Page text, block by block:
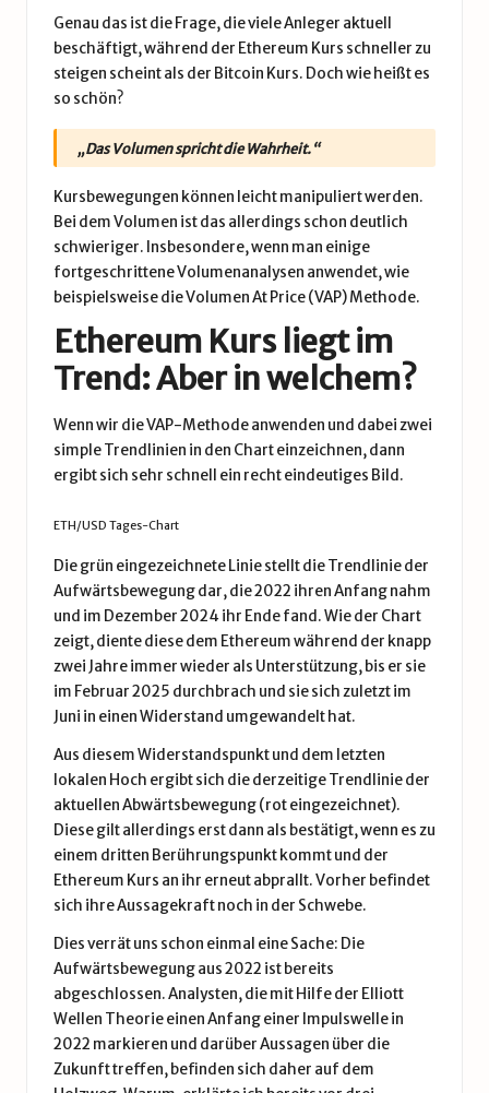
Genau das ist die Frage, die viele Anleger aktuell
beschäftigt, während der Ethereum Kurs schneller zu
steigen scheint als der Bitcoin Kurs. Doch wie heißt es
so schön?
„Das Volumen spricht die Wahrheit.“
Kursbewegungen können leicht manipuliert werden.
Bei dem Volumen ist das allerdings schon deutlich
schwieriger. Insbesondere, wenn man einige
fortgeschrittene Volumenanalysen anwendet, wie
beispielsweise die Volumen At Price (VAP) Methode.
Ethereum Kurs liegt im
Trend: Aber in welchem?
Wenn wir die VAP-Methode anwenden und dabei zwei
simple Trendlinien in den Chart einzeichnen, dann
ergibt sich sehr schnell ein recht eindeutiges Bild.
ETH/USD Tages-Chart
Die grün eingezeichnete Linie stellt die Trendlinie der
Aufwärtsbewegung dar, die 2022 ihren Anfang nahm
und im Dezember 2024 ihr Ende fand. Wie der Chart
zeigt, diente diese dem Ethereum während der knapp
zwei Jahre immer wieder als Unterstützung, bis er sie
im Februar 2025 durchbrach und sie sich zuletzt im
Juni in einen Widerstand umgewandelt hat.
Aus diesem Widerstandspunkt und dem letzten
lokalen Hoch ergibt sich die derzeitige Trendlinie der
aktuellen Abwärtsbewegung (rot eingezeichnet).
Diese gilt allerdings erst dann als bestätigt, wenn es zu
einem dritten Berührungspunkt kommt und der
Ethereum Kurs an ihr erneut abprallt. Vorher befindet
sich ihre Aussagekraft noch in der Schwebe.
Dies verrät uns schon einmal eine Sache: Die
Aufwärtsbewegung aus 2022 ist bereits
abgeschlossen. Analysten, die mit Hilfe der Elliott
Wellen Theorie einen Anfang einer Impulswelle in
2022 markieren und darüber Aussagen über die
Zukunft treffen, befinden sich daher auf dem